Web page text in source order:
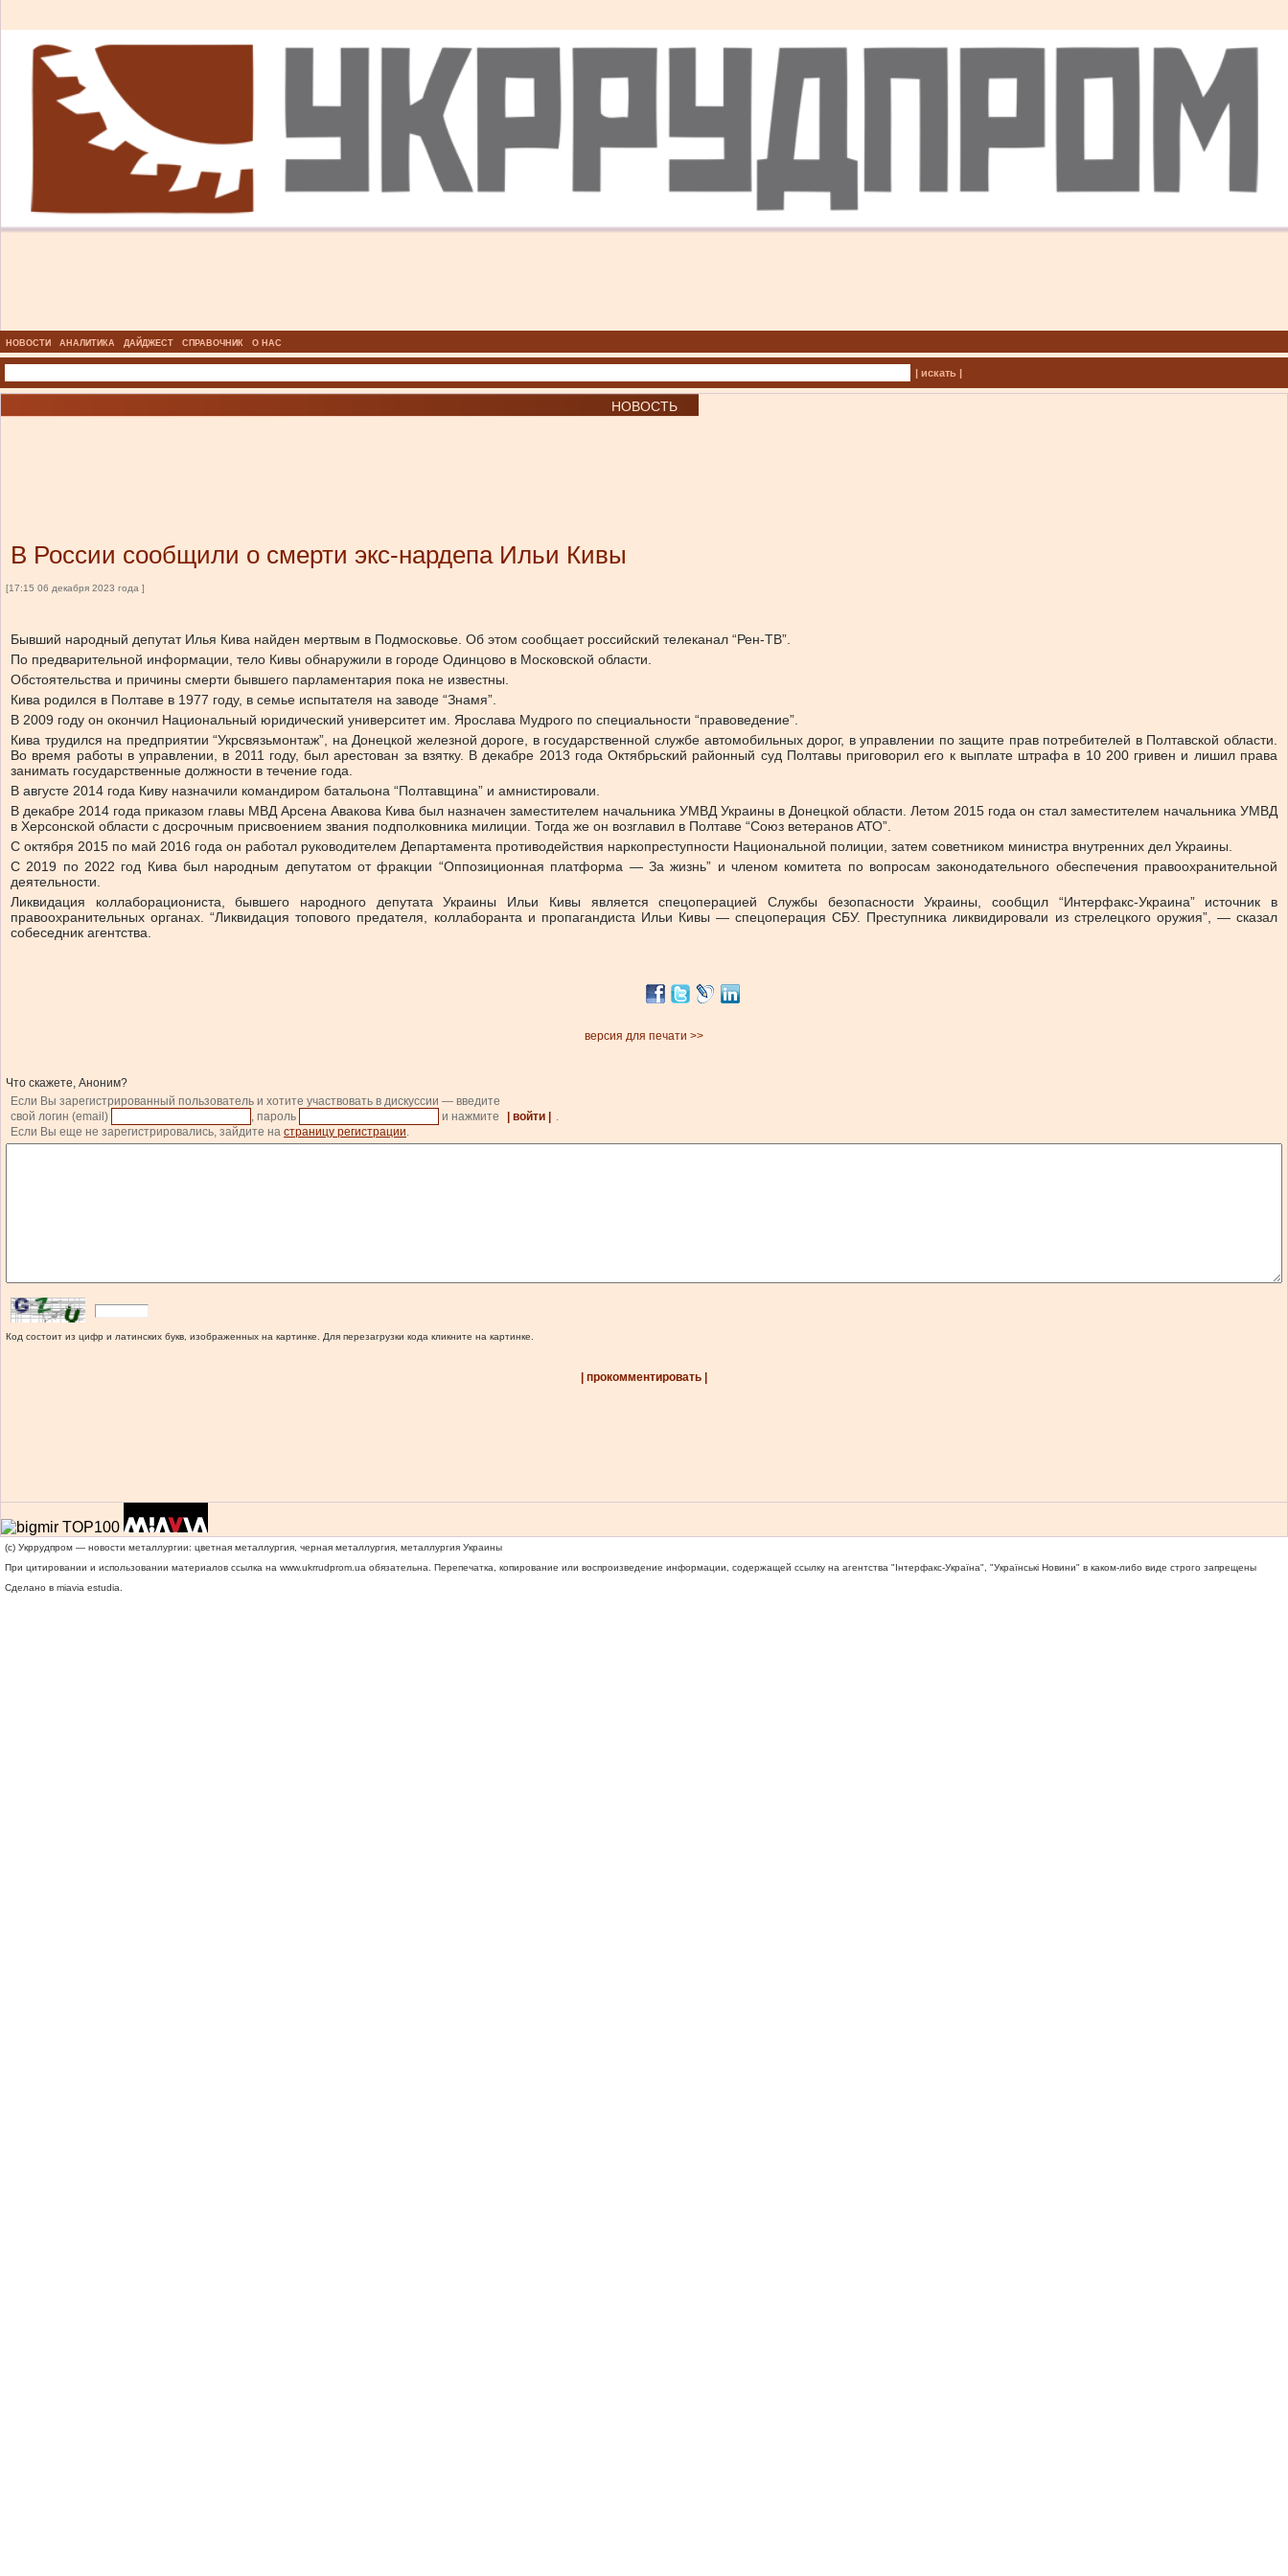
НОВОСТИ АНАЛИТИКА ДАЙДЖЕСТ СПРАВОЧНИК О НАС
| искать |
НОВОСТЬ
В России сообщили о смерти экс-нардепа Ильи Кивы
[17:15 06 декабря 2023 года ]
Бывший народный депутат Илья Кива найден мертвым в Подмосковье. Об этом сообщает российский телеканал “Рен-ТВ”.
По предварительной информации, тело Кивы обнаружили в городе Одинцово в Московской области.
Обстоятельства и причины смерти бывшего парламентария пока не известны.
Кива родился в Полтаве в 1977 году, в семье испытателя на заводе “Знамя”.
В 2009 году он окончил Национальный юридический университет им. Ярослава Мудрого по специальности “правоведение”.
Кива трудился на предприятии “Укрсвязьмонтаж”, на Донецкой железной дороге, в государственной службе автомобильных дорог, в управлении по защите прав потребителей в Полтавской области.
Во время работы в управлении, в 2011 году, был арестован за взятку. В декабре 2013 года Октябрьский районный суд Полтавы приговорил его к выплате штрафа в 10 200 гривен и лишил права
занимать государственные должности в течение года.
В августе 2014 года Киву назначили командиром батальона “Полтавщина” и амнистировали.
В декабре 2014 года приказом главы МВД Арсена Авакова Кива был назначен заместителем начальника УМВД Украины в Донецкой области. Летом 2015 года он стал заместителем начальника УМВД
в Херсонской области с досрочным присвоением звания подполковника милиции. Тогда же он возглавил в Полтаве “Союз ветеранов АТО”.
С октября 2015 по май 2016 года он работал руководителем Департамента противодействия наркопреступности Национальной полиции, затем советником министра внутренних дел Украины.
С 2019 по 2022 год Кива был народным депутатом от фракции “Оппозиционная платформа — За жизнь” и членом комитета по вопросам законодательного обеспечения правоохранительной
деятельности.
Ликвидация коллаборациониста, бывшего народного депутата Украины Ильи Кивы является спецоперацией Службы безопасности Украины, сообщил “Интерфакс-Украина” источник в
правоохранительных органах. “Ликвидация топового предателя, коллаборанта и пропагандиста Ильи Кивы — спецоперация СБУ. Преступника ликвидировали из стрелецкого оружия”, — сказал
собеседник агентства.
версия для печати >>
Что скажете, Аноним?
Если Вы зарегистрированный пользователь и хотите участвовать в дискуссии — введите
свой логин (email)
, пароль и нажмите | войти |
.
Если Вы еще не зарегистрировались, зайдите на страницу регистрации.
Код состоит из цифр и латинских букв, изображенных на картинке. Для перезагрузки кода кликните на картинке.
| прокомментировать |
(c) Укррудпром — новости металлургии: цветная металлургия, черная металлургия, металлургия Украины
При цитировании и использовании материалов ссылка на www.ukrrudprom.ua обязательна. Перепечатка, копирование или воспроизведение информации, содержащей ссылку на агентства "Iнтерфакс-Україна", "Українськi Новини" в каком-либо виде строго запрещены
Сделано в miavia estudia.